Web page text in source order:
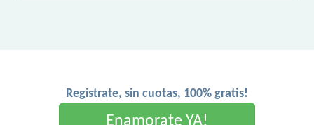
Registrate, sin cuotas, 100% gratis!
Enamorate YA!